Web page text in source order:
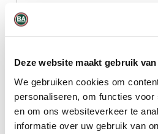
Deze website maakt gebruik
We gebruiken cookies om
personaliseren, om functies voor
en om ons websiteverkeer te
informatie over uw gebruik van
Telefoonnummer
E-mailadres*